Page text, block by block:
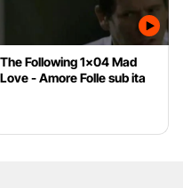
The Following 1x04 Mad
Love - Amore Folle sub ita